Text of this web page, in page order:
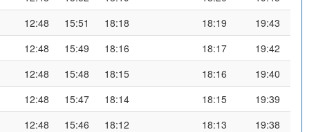
12:48 15:51 18:18 18:19
19:43
12:48 15:49 18:16 18:17
19:42
12:48 15:48 18:15 18:16
19:40
12:48 15:47 18:14 18:15
19:39
12:48 15:46 18:12 18:13
19:38